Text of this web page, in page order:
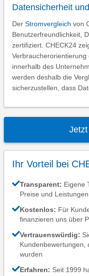
Datensicherheit
Der Stromvergleich von
Benutzerfreundlichkeit,
zertifiziert. CHECK24
innerhalb des
werden deshalb die
sicherzustellen, dass
Ihr Vorteil bei
Transparent: Eigene
Preise und
Kostenlos: Für
finanzieren uns über
Vertrauenswürdig:
Kundenbewertungen,
wurden
Erfahren: Seit 1999